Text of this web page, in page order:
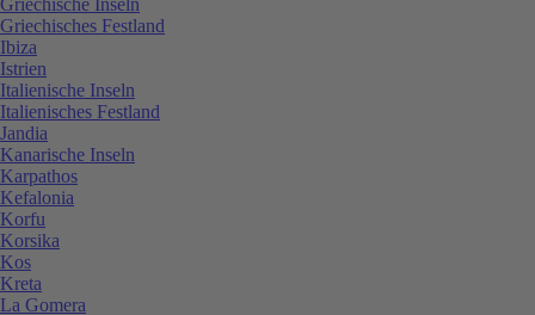
Griechisches Festland
Ibiza
Istrien
Italienische Inseln
Italienisches Festland
Jandia
Kanarische Inseln
Karpathos
Kefalonia
Korfu
Korsika
Kos
Kreta
La Gomera